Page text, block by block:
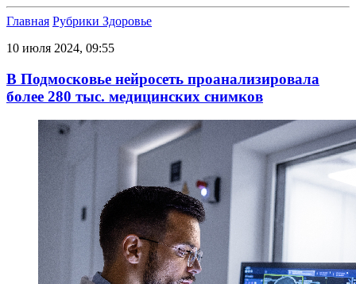
Главная Рубрики Здоровье
10 июля 2024, 09:55
В Подмосковье нейросеть проанализировала
более 280 тыс. медицинских снимков